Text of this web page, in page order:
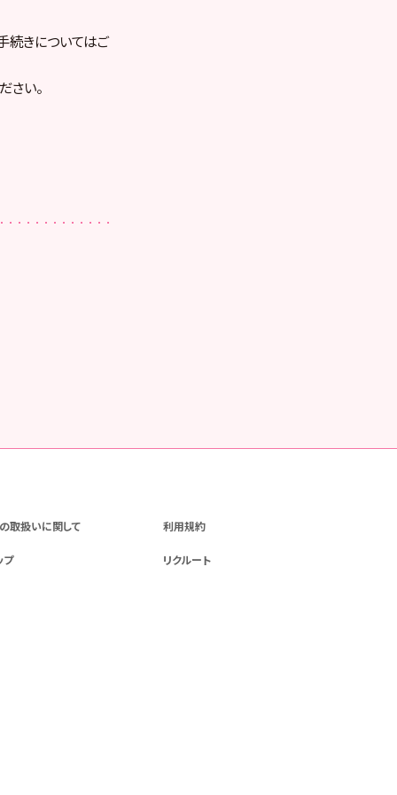
続きについてはご
さい。
取扱いに関して 利用規約
プ リクルート